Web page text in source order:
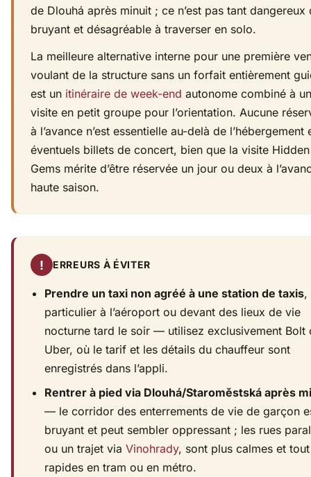
de Dlouhá après minuit ; ce n’est pas tant dangereux
bruyant et désagréable à traverser en solo.
La meilleure alternative interne pour une première
voulant de la structure sans un forfait entièrement
est un itinéraire de week-end autonome combiné à
visite en petit groupe pour l’orientation. Aucune
à l’avance n’est essentielle au-delà de l’hébergement
éventuels billets de concert, bien que la visite Hidden
Gems mérite d’être réservée un jour ou deux à
haute saison.
! ERREURS À ÉVITER
Prendre un taxi non agréé à une station de taxis,
particulier à l’aéroport ou devant des lieux de vie
nocturne tard le soir — utilisez exclusivement Bolt
Uber, où le tarif et les détails du chauffeur sont
enregistrés dans l’appli.
Rentrer à pied via Dlouhá/Staroměstská après
— le corridor des enterrements de vie de garçon
bruyant et peut sembler oppressant ; les rues
ou un trajet via Vinohrady, sont plus calmes et
rapides en tram ou en métro.